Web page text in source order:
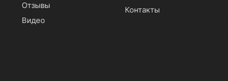
Отзывы
Видео
Контакты